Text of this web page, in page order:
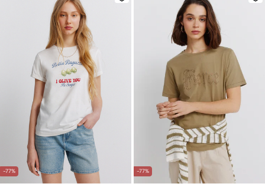
-77% -77%